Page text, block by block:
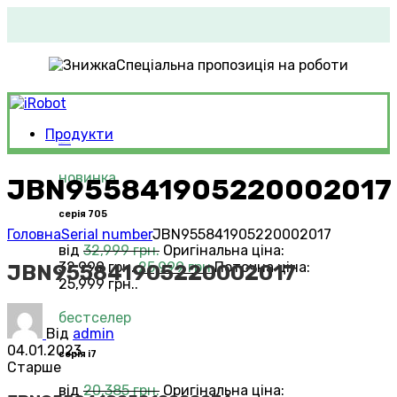
Спеціальна пропозиція на роботи
Продукти
новинка
серія 705
від 32,999грн. Оригінальна ціна:
32,999 грн..25,999грн.Поточна ціна:
25,999 грн..
бестселер
серія i7
від 20,385грн. Оригінальна ціна:
JBN955841905220002017
ГоловнаSerial numberJBN955841905220002017
JBN955841905220002017
Від admin
04.01.2023
Старше